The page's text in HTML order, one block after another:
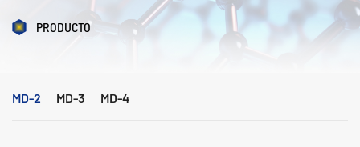
PRODUCTO
MD-2 MD-3 MD-4